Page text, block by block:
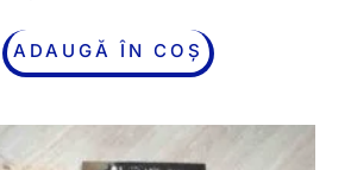
ADAUGĂ ÎN COȘ